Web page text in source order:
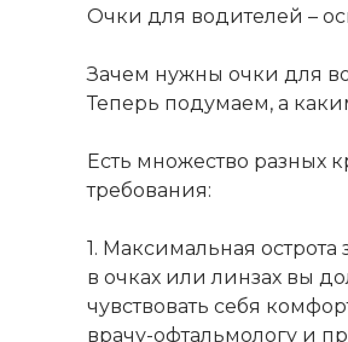
Очки для водителей –
Зачем нужны очки для
Теперь подумаем, а
Есть множество разных
требования:
1. Максимальная острота
в очках или линзах вы
чувствовать себя
врачу-офтальмологу и